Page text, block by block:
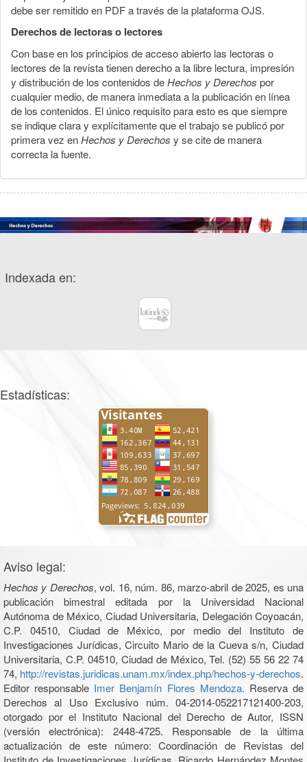
debe ser remitido en PDF a través de la plataforma OJS.
Derechos de lectoras o lectores
Con base en los principios de acceso abierto las lectoras o
lectores de la revista tienen derecho a la libre lectura, impresión
y distribución de los contenidos deHechos y Derechos por
cualquier medio, de manera inmediata a la publicación en línea
de los contenidos. El único requisito para esto es que siempre
se indique clara y explícitamente que el trabajo se publicó por
primera vez enHechos y Derechos y se cite de manera
correcta la fuente.
Indexada en:
Estadísticas:
Aviso legal:
Hechos y Derechos, vol. 16, núm. 86, marzo-abril de 2025, es una
publicación bimestral editada por la Universidad Nacional
Autónoma de México, Ciudad Universitaria, Delegación Coyoacán,
C.P. 04510, Ciudad de México, por medio del Instituto de
Investigaciones Jurídicas, Circuito Mario de la Cueva s/n, Ciudad
Universitaria, C.P. 04510, Ciudad de México, Tel. (52) 55 56 22 74
74, http://revistas.juridicas.unam.mx/index.php/hechos-y-derechos.
Editor responsable Imer Benjamín Flores Mendoza. Reserva de
Derechos al Uso Exclusivo núm. 04-2014-052217121400-203,
otorgado por el Instituto Nacional del Derecho de Autor, ISSN
(versión electrónica): 2448-4725. Responsable de la última
actualización de este número: Coordinación de Revistas del